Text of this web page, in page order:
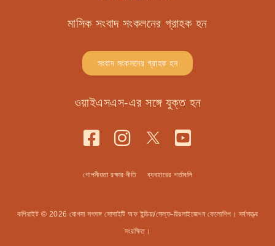
মাসিক সংবাদ সংকলনের গ্রাহক হন
সংবাদ সংকলনের গ্রাহক হন
ওয়াইএসএস-এর সঙ্গে যুক্ত হন
কপিরাইট © 2026 যোগদা সৎসঙ্গ সোসাইটি অফ ইন্ডিয়া/সেল্ফ-রিয়লাইজেশন ফেলোশিপ। সর্বসত্ত্ব
সংরক্ষিত।
গোপনীয়তা রক্ষার নীতি ব্যবহারের শর্তাবলি